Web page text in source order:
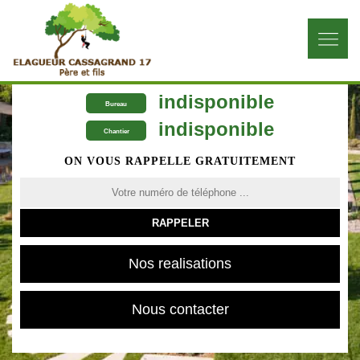
Bureau indisponible
Chantier indisponible
ON VOUS RAPPELLE GRATUITEMENT
Nos realisations
Nous contacter